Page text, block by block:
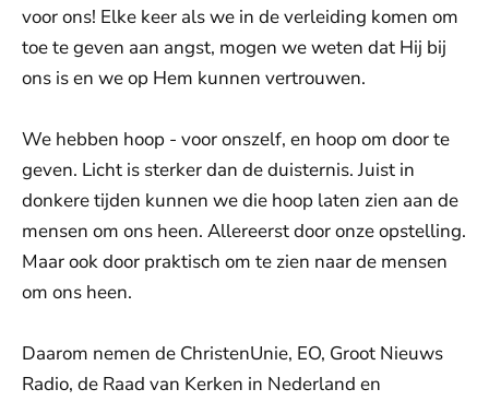
voor ons! Elke keer als we in de verleiding komen om
toe te geven aan angst, mogen we weten dat Hij bij
ons is en we op Hem kunnen vertrouwen.
We hebben hoop - voor onszelf, en hoop om door te
geven. Licht is sterker dan de duisternis. Juist in
donkere tijden kunnen we die hoop laten zien aan de
mensen om ons heen. Allereerst door onze opstelling.
Maar ook door praktisch om te zien naar de mensen
om ons heen.
Daarom nemen de ChristenUnie, EO, Groot Nieuws
Radio, de Raad van Kerken in Nederland en